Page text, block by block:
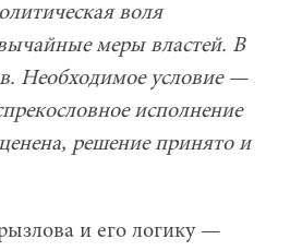
воля
меры властей. В
Необходимое условие —
исполнение
решение принято и
и его логику —